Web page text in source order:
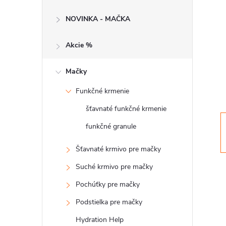
NOVINKA - MAČKA
Akcie %
Mačky
Funkčné krmenie
šťavnaté funkčné krmenie
funkčné granule
Šťavnaté krmivo pre mačky
Suché krmivo pre mačky
Pochúťky pre mačky
Podstielka pre mačky
Hydration Help